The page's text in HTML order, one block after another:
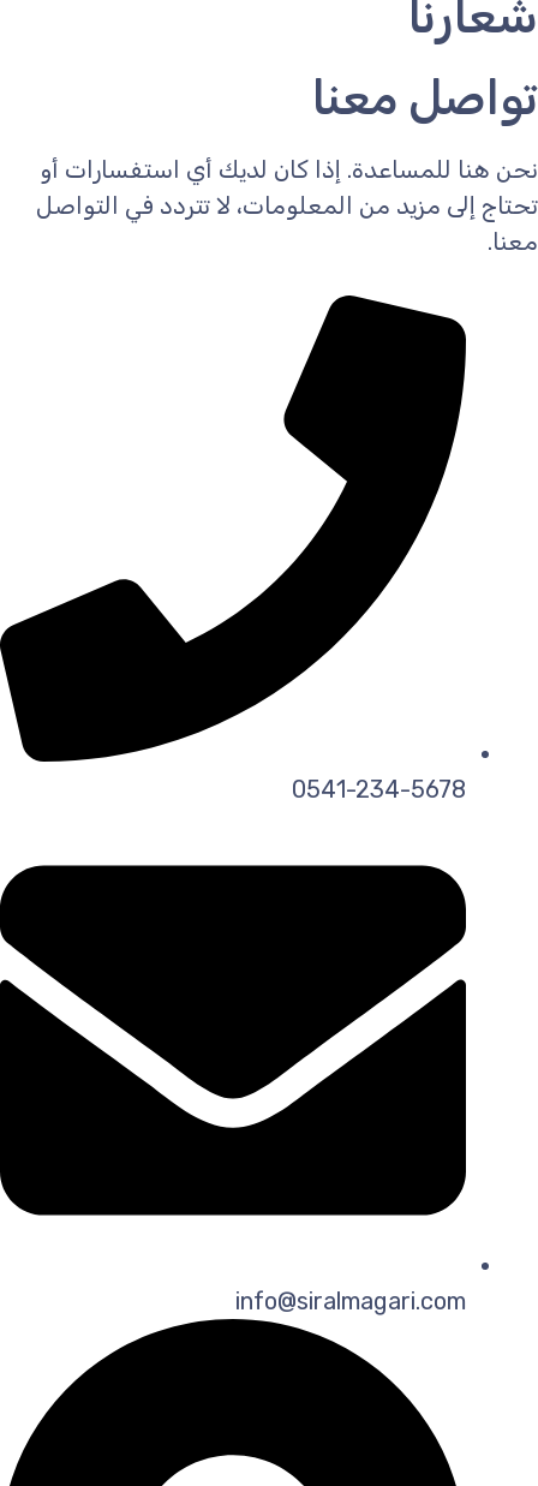
شعارنا
تواصل معنا
نحن هنا للمساعدة. إذا كان لديك أي استفسارات أو
تحتاج إلى مزيد من المعلومات، لا تتردد في التواصل
معنا.
0541-234-5678
info@siralmagari.com